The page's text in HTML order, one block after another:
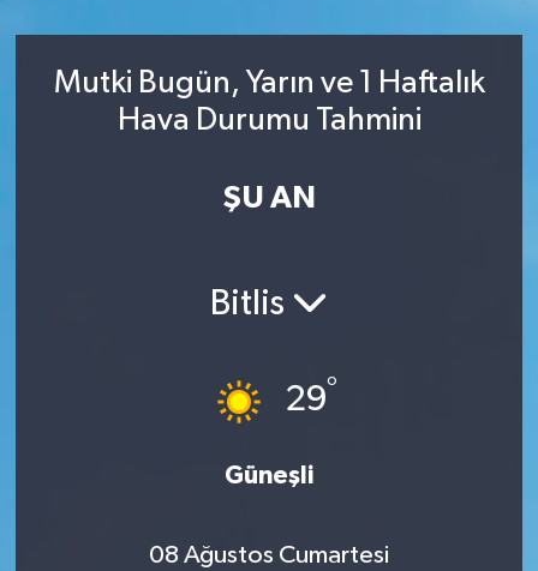
Mutki Bugün, Yarın ve 1 Haftalık
Hava Durumu Tahmini
ŞU AN
Bitlis
29°
Güneşli
08 Ağustos Cumartesi
Tüm Manşetler